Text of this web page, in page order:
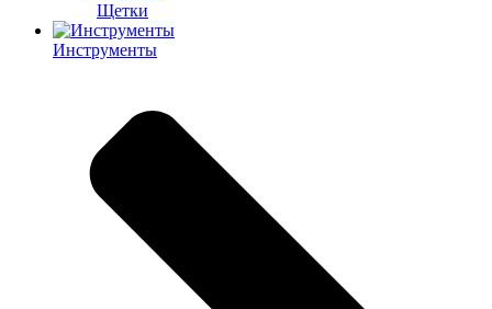
Щетки
Инструменты